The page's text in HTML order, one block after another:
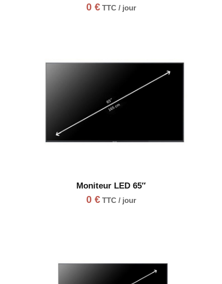
0 €TTC / jour
Moniteur LED 65″
0 €TTC / jour